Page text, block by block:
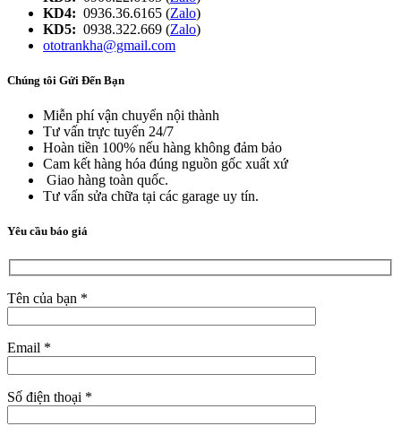
KD4: 0936.36.6165 (Zalo)
KD5: 0938.322.669 (Zalo)
ototrankha@gmail.com
Chúng tôi Gửi Đến Bạn
Miễn phí vận chuyển nội thành
Tư vấn trực tuyến 24/7
Hoàn tiền 100% nếu hàng không đảm bảo
Cam kết hàng hóa đúng nguồn gốc xuất xứ
Giao hàng toàn quốc.
Tư vấn sửa chữa tại các garage uy tín.
Yêu cầu báo giá
Tên của bạn *
Email *
Số điện thoại *